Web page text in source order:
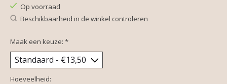
Op voorraad
Beschikbaarheid in de winkel controleren
Maak een keuze: *
Hoeveelheid: